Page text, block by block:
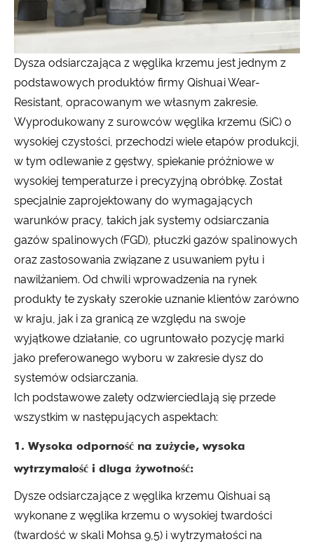
Dysza odsiarczająca z węglika krzemu jest jednym z
podstawowych produktów firmy Qishuai Wear-
Resistant, opracowanym we własnym zakresie.
Wyprodukowany z surowców węglika krzemu (SiC) o
wysokiej czystości, przechodzi wiele etapów produkcji,
w tym odlewanie z gęstwy, spiekanie próżniowe w
wysokiej temperaturze i precyzyjną obróbkę. Został
specjalnie zaprojektowany do wymagających
warunków pracy, takich jak systemy odsiarczania
gazów spalinowych (FGD), płuczki gazów spalinowych
oraz zastosowania związane z usuwaniem pyłu i
nawilżaniem. Od chwili wprowadzenia na rynek
produkty te zyskały szerokie uznanie klientów zarówno
w kraju, jak i za granicą ze względu na swoje
wyjątkowe działanie, co ugruntowało pozycję marki
jako preferowanego wyboru w zakresie dysz do
systemów odsiarczania.
Ich podstawowe zalety odzwierciedlają się przede
wszystkim w następujących aspektach:
1. Wysoka odporność na zużycie, wysoka
wytrzymałość i długa żywotność:
Dysze odsiarczające z węglika krzemu Qishuai są
wykonane z węglika krzemu o wysokiej twardości
(twardość w skali Mohsa 9,5) i wytrzymałości na